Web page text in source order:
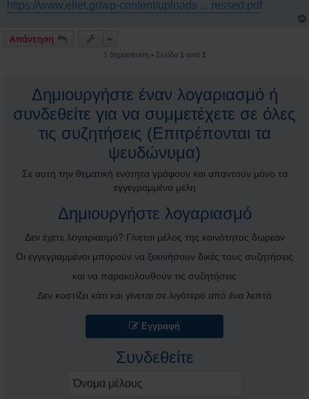
https://www.ellet.gr/wp-content/uploads ... ressed.pdf
Απάντηση
1 δημοσίευση • Σελίδα 1 από 1
Δημιουργήστε έναν λογαριασμό ή
συνδεθείτε για να συμμετέχετε σε όλες
τις συζητήσεις (Επιτρέπονται τα
ψευδώνυμα)
Σε αυτή την θεματική ενότητα γράφουν και απαντούν μόνο τα
εγγεγραμμένα μέλη
Δημιουργήστε λογαριασμό
Δεν έχετε λογαριασμό? Γίνεται μέλος της κοινότητας δωρεάν
Οι εγγεγραμμένοι μπορούν να ξεκινήσουν δικές τους συζητήσεις
και να παρακολουθούν τις συζητήσεις
Δεν κοστίζει κάτι και γίνεται σε λιγότερο από ένα λεπτό
Εγγραφή
Συνδεθείτε